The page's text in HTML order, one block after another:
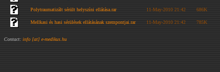
Polytraumatizált sérült helyszíni ellátása.rar 11-May-2010 21:42 686K
Mellkasi és hasi sérülések ellátásának szempontjai.rar 11-May-2010 21:42 785K
Contact: info [at] e-medikus.hu